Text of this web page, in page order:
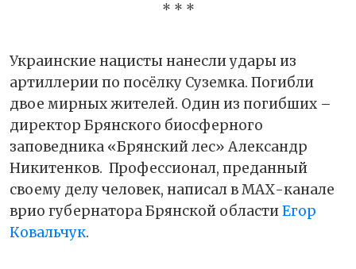
* * *
Украинские нацисты нанесли удары из
артиллерии по посёлку Суземка. Погибли
двое мирных жителей. Один из погибших –
директор Брянского биосферного
заповедника «Брянский лес» Александр
Никитенков. Профессионал, преданный
своему делу человек, написал в МАХ-канале
врио губернатора Брянской областиЕгор
Ковальчук.